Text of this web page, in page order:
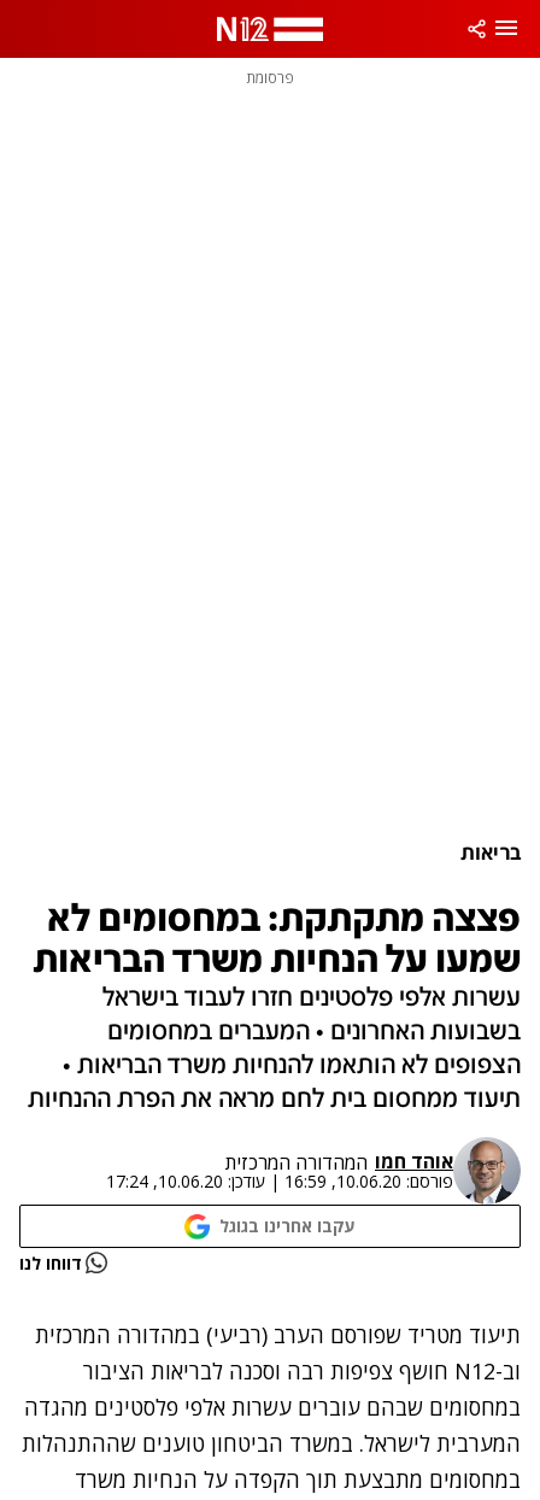
פרסומת
בריאות
פצצה מתקתקת: במחסומים לא
שמעו על הנחיות משרד הבריאות
עשרות אלפי פלסטינים חזרו לעבוד בישראל
בשבועות האחרונים • המעברים במחסומים
הצפופים לא הותאמו להנחיות משרד הבריאות •
תיעוד ממחסום בית לחם מראה את הפרת ההנחיות
אוהד חמו המהדורה המרכזית
פורסם: 10.06.20, 16:59
| עודכן: 10.06.20, 17:24
עקבו אחרינו בגוגל
נתקלנו בבעיה דווחו לנו
תיעוד מטריד שפורסם הערב (רביעי) במהדורה המרכזית
וב-N12 חושף צפיפות רבה וסכנה לבריאות הציבור
במחסומים שבהם עוברים עשרות אלפי פלסטינים מהגדה
המערבית לישראל. במשרד הביטחון טוענים שההתנהלות
במחסומים מתבצעת תוך הקפדה על הנחיות משרד